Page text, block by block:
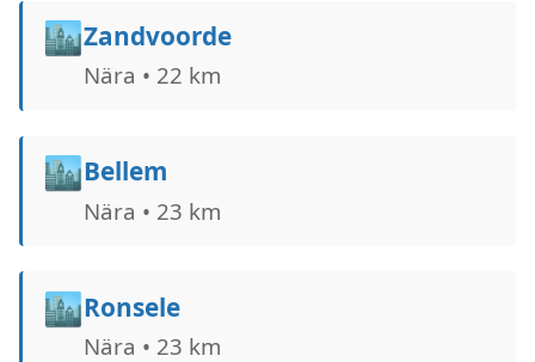
🏙️Zandvoorde
Nära • 22 km
🏙️Bellem
Nära • 23 km
🏙️Ronsele
Nära • 23 km